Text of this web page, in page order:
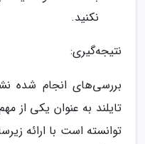
نکنید.
نتیجه‌گیری:
بررسی‌های انجام شده
تایلند به عنوان یکی از
توانسته است با ارائه